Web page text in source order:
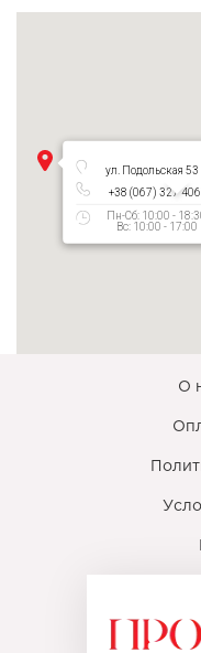
ул. Подольская 53
+38 (067) 327
Пн-Сб: 10:00 -
Вс: 10:00 - 17:00
О